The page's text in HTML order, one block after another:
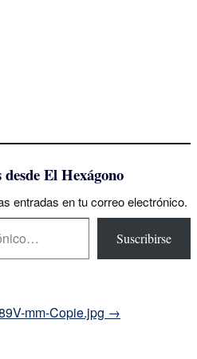
El Hexágono
entradas en tu correo electrónico.
Suscribirse
mm-Copie.jpg →